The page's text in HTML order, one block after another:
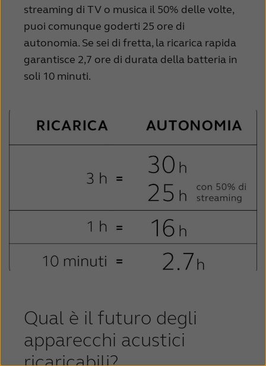
streaming di TV o musica il 50% delle volte,
puoi comunque goderti 25 ore di
autonomia. Se sei di fretta, la ricarica rapida
garantisce 2,7 ore di durata della batteria in
soli 10 minuti.
Qual è il futuro degli
apparecchi acustici